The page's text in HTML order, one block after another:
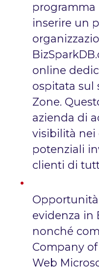
programma
inserire un
online
ospitata sul
Zone.
azienda di
visibilità nei
potenziali
clienti di
evidenza in
nonché
Company
Web